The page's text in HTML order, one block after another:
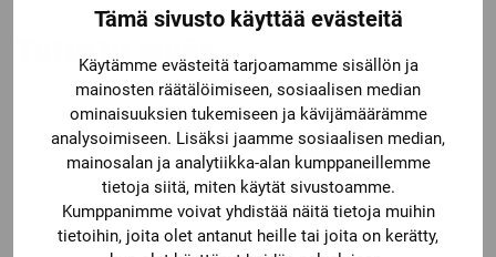
Tämä sivusto käyttää evästeitä
Käytämme evästeitä tarjoamamme sisällön ja
mainosten räätälöimiseen, sosiaalisen median
ominaisuuksien tukemiseen ja kävijämäärämme
analysoimiseen. Lisäksi jaamme sosiaalisen median,
mainosalan ja analytiikka-alan kumppaneillemme
tietoja siitä, miten käytät sivustoamme.
Kumppanimme voivat yhdistää näitä tietoja muihin
tietoihin, joita olet antanut heille tai joita on kerätty,
Tutustu myös